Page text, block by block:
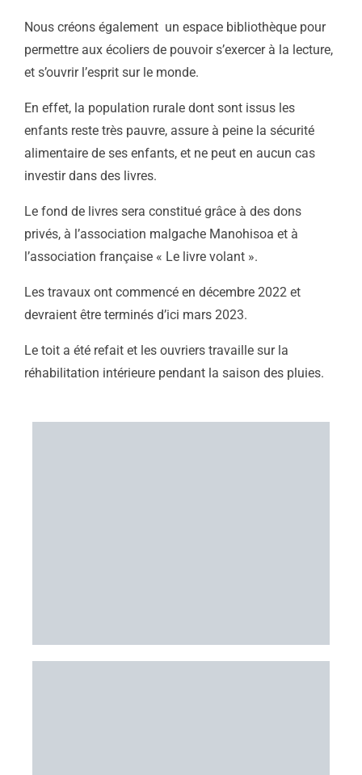
Nous créons également un espace bibliothèque pour
permettre aux écoliers de pouvoir s’exercer à la lecture,
et s’ouvrir l’esprit sur le monde.
En effet, la population rurale dont sont issus les
enfants reste très pauvre, assure à peine la sécurité
alimentaire de ses enfants, et ne peut en aucun cas
investir dans des livres.
Le fond de livres sera constitué grâce à des dons
privés, à l’association malgache Manohisoa et à
l’association française « Le livre volant ».
Les travaux ont commencé en décembre 2022 et
devraient être terminés d’ici mars 2023.
Le toit a été refait et les ouvriers travaille sur la
réhabilitation intérieure pendant la saison des pluies.